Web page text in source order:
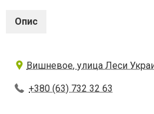
Опис
Вишневое, улица Леси
+380 (63) 732 32 63